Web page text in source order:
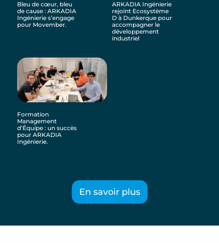
Bleu de cœur, bleu
de cause : ARKADIA
Ingénierie s’engage
pour Movember.
ARKADIA Ingénierie
rejoint Ecosystème
D à Dunkerque pour
accompagner le
développement
industriel
Formation
Management
d’Équipe : un succès
pour ARKADIA
Ingénierie.
En savoir plus